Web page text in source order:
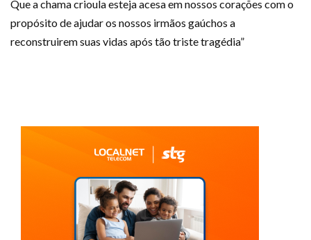
Que a chama crioula esteja acesa em nossos corações com o
propósito de ajudar os nossos irmãos gaúchos a
reconstruirem suas vidas após tão triste tragédia”